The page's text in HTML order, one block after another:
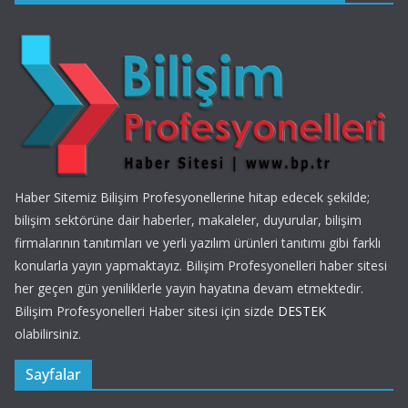
Haber Sitemiz Bilişim Profesyonellerine hitap edecek şekilde;
bilişim sektörüne dair haberler, makaleler, duyurular, bilişim
firmalarının tanıtımları ve yerli yazılım ürünleri tanıtımı gibi farklı
konularla yayın yapmaktayız. Bilişim Profesyonelleri haber sitesi
her geçen gün yeniliklerle yayın hayatına devam etmektedir.
Bilişim Profesyonelleri Haber sitesi için sizde DESTEK
olabilirsiniz.
Sayfalar